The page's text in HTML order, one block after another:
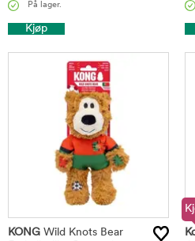
På lager.
Kjøp
KONG Wild Knots Bear